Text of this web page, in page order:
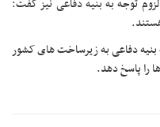
توجه به بنیه دفاعی نیز گفت:
دفاعی به زیرساخت های کشور
را پاسخ دهد.